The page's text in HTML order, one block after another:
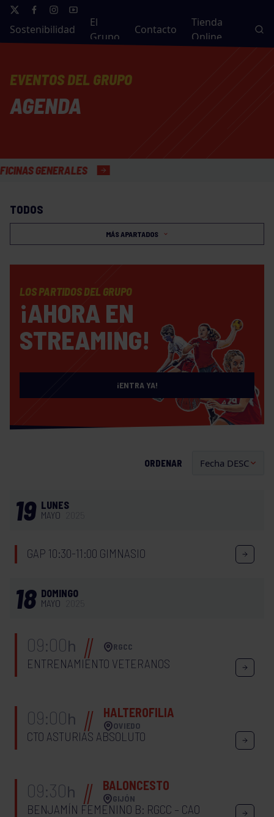
Sostenibilidad
El
Grupo
Contacto
Tienda
Online
EVENTOS DEL GRUPO
AGENDA
TODOS
MÁS APARTADOS
LOS PARTIDOS DEL GRUPO
¡AHORA EN
STREAMING!
¡ENTRA YA!
ORDENAR
19 LUNES
MAYO
GAP 10:30-11:00 GIMNASIO
18 DOMINGO
MAYO
09:00h RGCC
ENTRENAMIENTO VETERANOS
09:00h HALTEROFILIA
OVIEDO
CTO ASTURIAS ABSOLUTO
09:30h BALONCESTO
GIJÓN
BENJAMÍN FEMENINO B: RGCC – CAO